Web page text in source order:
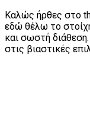
Καλώς ήρθες στο
εδώ θέλω το
και σωστή
στις βιαστικές